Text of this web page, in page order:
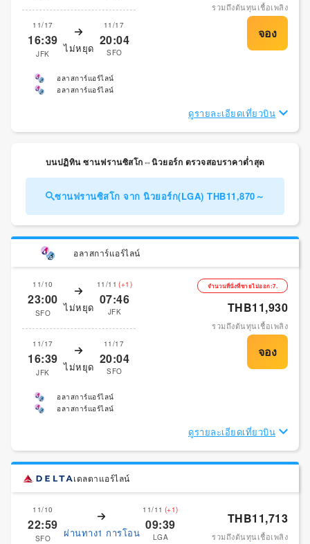
11/17
16:39
JFK ไม่หยุด
11/17
20:04
SFO
รวมถึงต้นทุนเชื้อเพลิง
อลาสการ์แอร์ไลน์
อลาสการ์แอร์ไลน์
ดูรายละเอียดเที่ยวบิน
บนปฏิทิน ซานฟรานซิสโก⇔นิวยอร์ก ตรวจสอบราคาต่ำสุด
ซานฟรานซิสโก จาก นิวยอร์ก(LGA) THB11,870～
อลาสการ์แอร์ไลน์
11/10
23:00
SFO ไม่หยุด
11/11 (+1)
07:46
JFK
11/17
16:39
JFK ไม่หยุด
11/17
20:04
SFO
จำนวนที่นั่งที่ขายไม่ออก:7.
THB11,930
รวมถึงต้นทุนเชื้อเพลิง
อลาสการ์แอร์ไลน์
อลาสการ์แอร์ไลน์
ดูรายละเอียดเที่ยวบิน
เดลตาแอร์ไลน์
11/10
22:59
SFO ผ่านทาง1 การโอน
11/11 (+1)
09:39
LGA
THB11,713
รวมถึงต้นทุนเชื้อเพลิง